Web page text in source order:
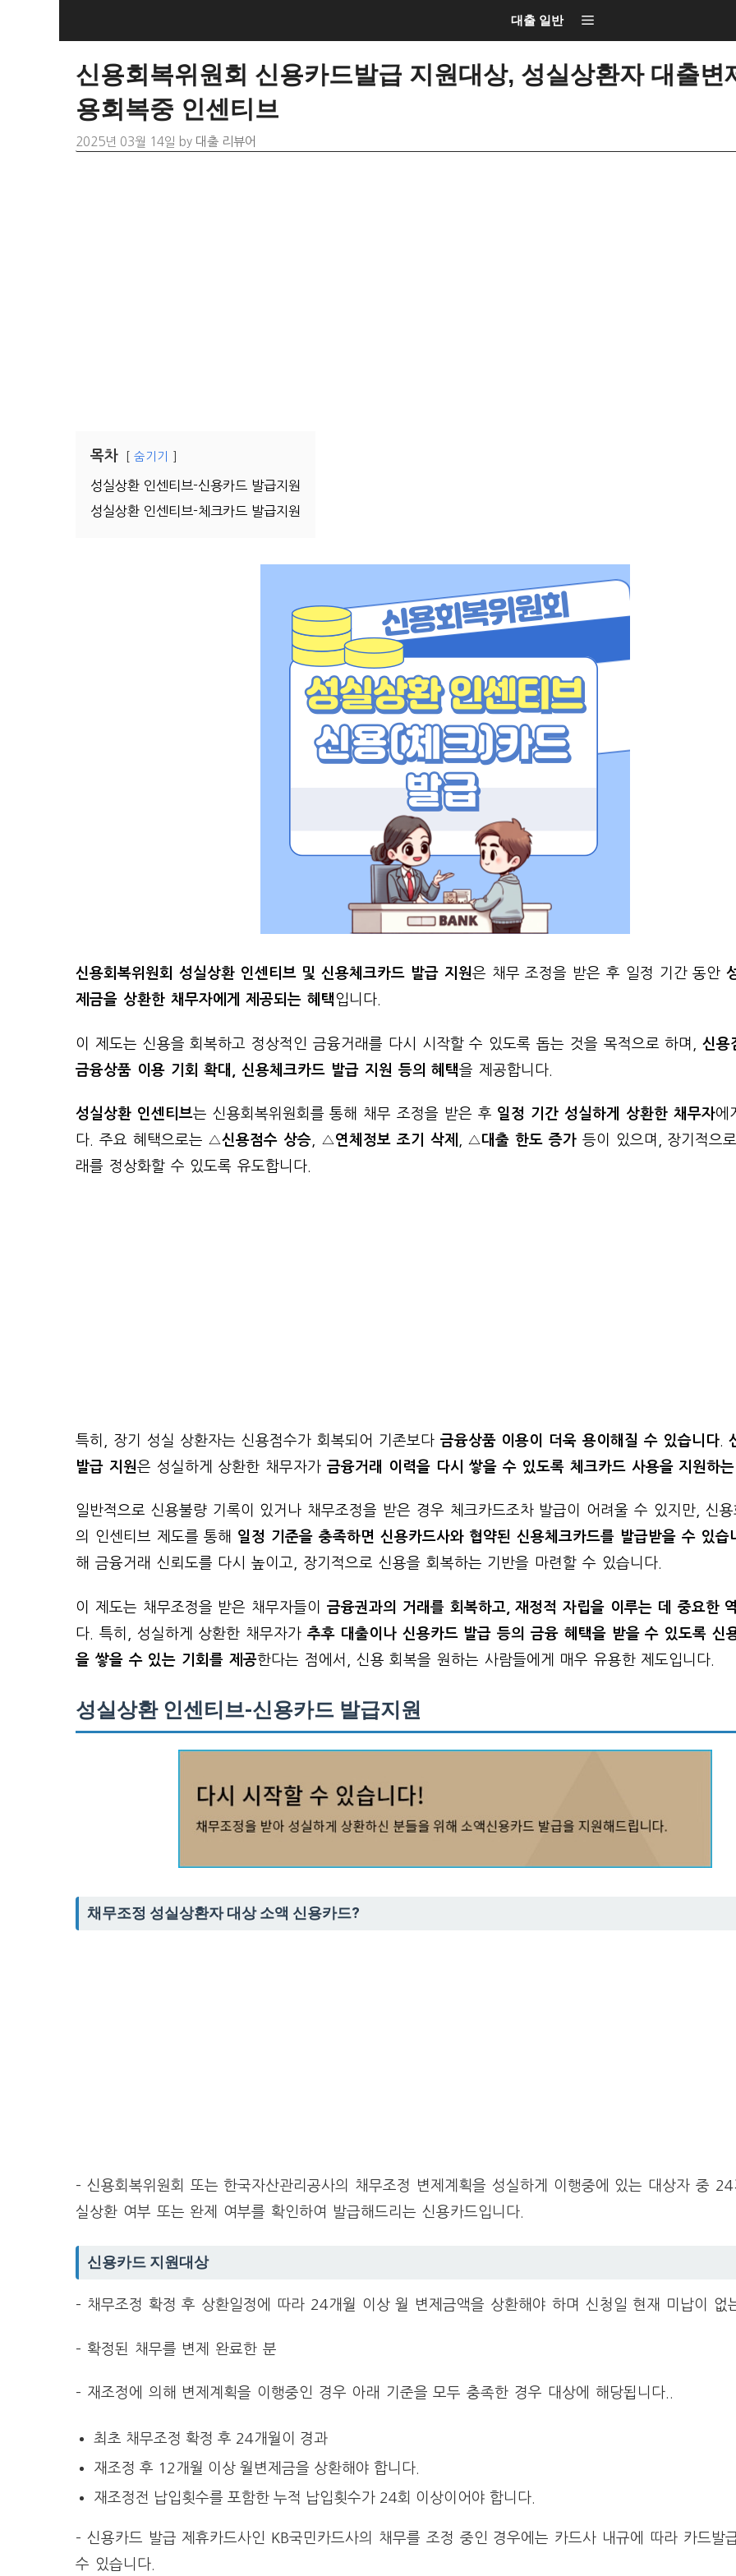
대출 일반
신용회복위원회 신용카드발급 지원대상, 성실상환자 대출변
용회복중 인센티브
2025년 03월 14일 by 대출 리뷰어
목차 숨기기
성실상환 인센티브-신용카드 발급지원
성실상환 인센티브-체크카드 발급지원
신용회복위원회 성실상환 인센티브 및 신용체크카드 발급 지원은 채무 조정을 받은 후 일정 기간 동안
제금을 상환한 채무자에게 제공되는 혜택입니다.
이 제도는 신용을 회복하고 정상적인 금융거래를 다시 시작할 수 있도록 돕는 것을 목적으로 하며,신용
금융상품 이용 기회 확대, 신용체크카드 발급 지원 등의 혜택을 제공합니다.
성실상환 인센티브는 신용회복위원회를 통해 채무 조정을 받은 후 일정 기간 성실하게 상환한 채무자에
다. 주요 혜택으로는 △신용점수 상승 , △연체정보 조기 삭제 , △대출 한도 증가 등이 있으며, 장기적으
래를 정상화할 수 있도록 유도합니다.
특히, 장기 성실 상환자는 신용점수가 회복되어 기존보다 금융상품 이용이 더욱 용이해질 수 있습니다.
발급 지원은 성실하게 상환한 채무자가금융거래 이력을 다시 쌓을 수 있도록 체크카드 사용을 지원하
일반적으로 신용불량 기록이 있거나 채무조정을 받은 경우 체크카드조차 발급이 어려울 수 있지만, 신용
의 인센티브 제도를 통해 일정 기준을 충족하면 신용카드사와 협약된 신용체크카드를 발급받을 수 있습
해 금융거래 신뢰도를 다시 높이고, 장기적으로 신용을 회복하는 기반을 마련할 수 있습니다.
이 제도는 채무조정을 받은 채무자들이 금융권과의 거래를 회복하고, 재정적 자립을 이루는 데 중요한
다. 특히, 성실하게 상환한 채무자가 추후 대출이나 신용카드 발급 등의 금융 혜택을 받을 수 있도록 신
을 쌓을 수 있는 기회를 제공한다는 점에서, 신용 회복을 원하는 사람들에게 매우 유용한 제도입니다.
성실상환 인센티브-신용카드 발급지원
채무조정 성실상환자 대상 소액 신용카드?
– 신용회복위원회 또는 한국자산관리공사의 채무조정 변제계획을 성실하게 이행중에 있는 대상자 중
실상환 여부 또는 완제 여부를 확인하여 발급해드리는 신용카드입니다.
신용카드 지원대상
– 채무조정 확정 후 상환일정에 따라 24개월 이상 월 변제금액을 상환해야 하며 신청일 현재 미납이 없
– 확정된 채무를 변제 완료한 분
– 재조정에 의해 변제계획을 이행중인 경우 아래 기준을 모두 충족한 경우 대상에 해당됩니다..
최초 채무조정 확정 후 24개월이 경과
재조정 후 12개월 이상 월변제금을 상환해야 합니다.
재조정전 납입횟수를 포함한 누적 납입횟수가 24회 이상이어야 합니다.
– 신용카드 발급 제휴카드사인 KB국민카드사의 채무를 조정 중인 경우에는 카드사 내규에 따라 카드발
수 있습니다.